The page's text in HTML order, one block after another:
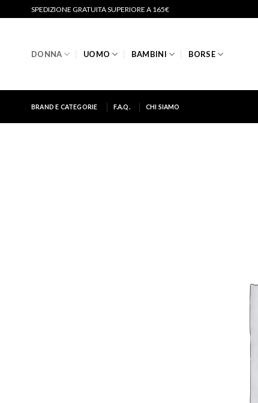
SPEDIZIONE GRATUITA SUPERIORE A 165€
DONNA UOMO BAMBINI BORSE
BRAND E CATEGORIE F.A.Q. CHI SIAMO